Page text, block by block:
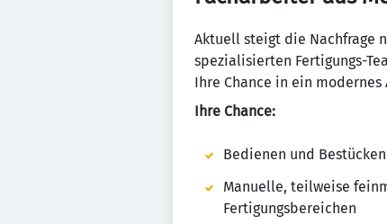
Aktuell steigt die Nachfrage
spezialisierten Fertigungs-
Ihre Chance in ein
Ihre Chance:
Bedienen und
Manuelle, teilweise
Fertigungsbereichen